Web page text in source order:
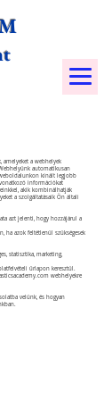
amelyeket a webhelyek
automatikusan
weboldalunkon kínált legjobb
információkat
akik kombinálhatják
a szolgáltatásaik Ön általi
azt jelenti, hogy hozzájárul a
ha azok feltétlenül szükségesek
statisztika, marketing,
űrlapon keresztül.
webhelyekre
velünk, és hogyan